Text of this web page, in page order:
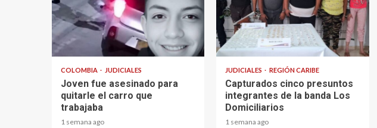
2 min read
COLOMBIA JUDICIALES
Joven fue asesinado para
quitarle el carro que
trabajaba
1 semana ago
1 min read
JUDICIALES REGIÓN CARIBE
Capturados cinco presuntos
integrantes de la banda Los
Domiciliarios
1 semana ago